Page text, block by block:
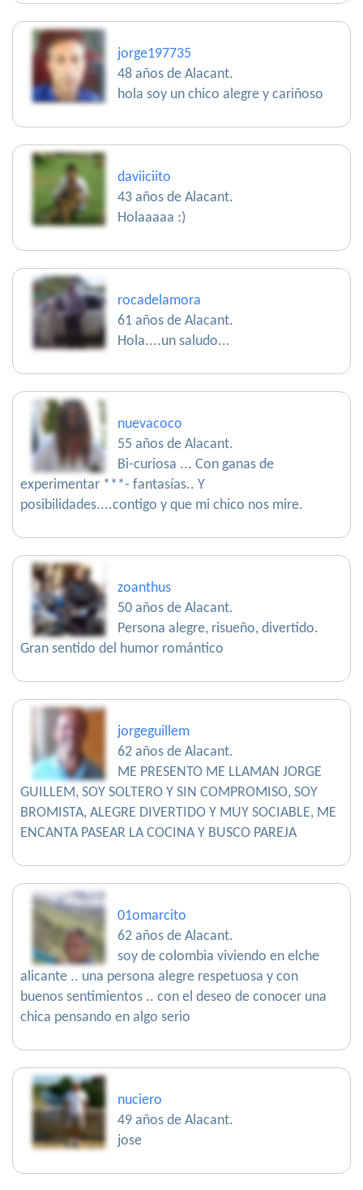
jorge197735
48 años de Alacant.
hola soy un chico alegre y cariñoso
daviiciito
43 años de Alacant.
Holaaaaa :)
rocadelamora
61 años de Alacant.
Hola....un saludo...
nuevacoco
55 años de Alacant.
Bi-curiosa ... Con ganas de
experimentar ***- fantasías.. Y
posibilidades....contigo y que mi chico nos mire.
zoanthus
50 años de Alacant.
Persona alegre, risueño, divertido.
Gran sentido del humor romántico
jorgeguillem
62 años de Alacant.
ME PRESENTO ME LLAMAN JORGE
GUILLEM, SOY SOLTERO Y SIN COMPROMISO, SOY
BROMISTA, ALEGRE DIVERTIDO Y MUY SOCIABLE, ME
ENCANTA PASEAR LA COCINA Y BUSCO PAREJA
01omarcito
62 años de Alacant.
soy de colombia viviendo en elche
alicante .. una persona alegre respetuosa y con
buenos sentimientos .. con el deseo de conocer una
chica pensando en algo serio
nuciero
49 años de Alacant.
jose